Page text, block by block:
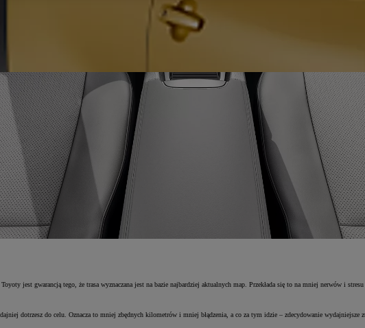
jest gwarancją tego, że trasa wyznaczana jest na bazie najbardziej aktualnych map. Przekłada się to na mniej nerwów i stresu
dotrzesz do celu. Oznacza to mniej zbędnych kilometrów i mniej błądzenia, a co za tym idzie – zdecydowanie